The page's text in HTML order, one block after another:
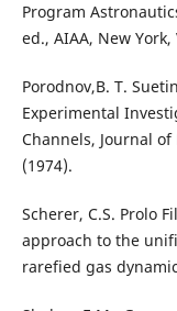
Program
ed., AIAA, New
Porodnov,B. T.
Experimental
Channels, Journal
(1974).
Scherer, C.S. Prolo
approach to the
rarefied gas